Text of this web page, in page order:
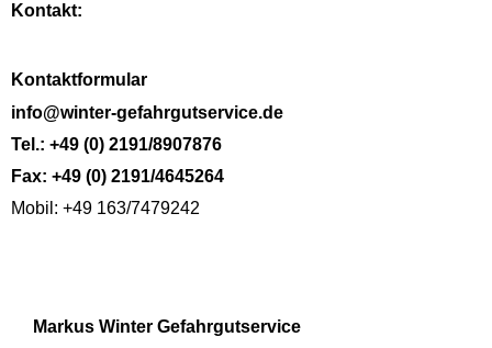
Kontakt:
Kontaktformular
info@winter-gefahrgutservice.de
Tel.: +49 (0) 2191/8907876
Fax: +49 (0) 2191/4645264
Mobil: +49 163/7479242
Markus Winter Gefahrgutservice